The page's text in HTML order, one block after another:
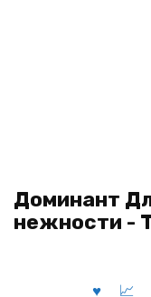
Доминант
нежности -